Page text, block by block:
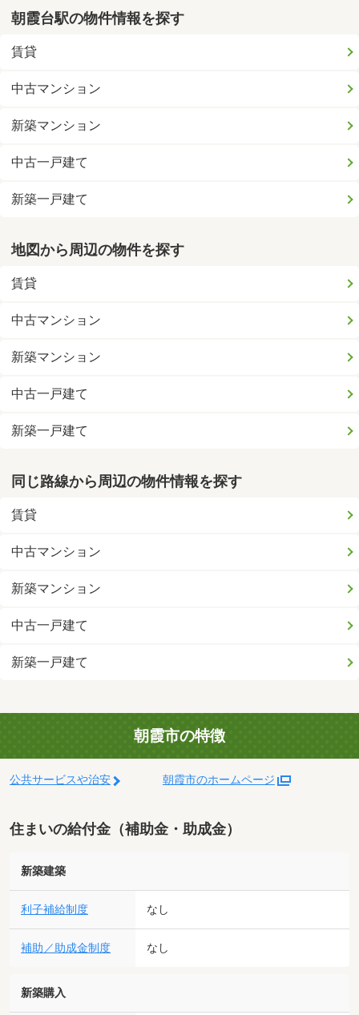
朝霞台駅の物件情報を探す
賃貸
中古マンション
新築マンション
中古一戸建て
新築一戸建て
地図から周辺の物件を探す
賃貸
中古マンション
新築マンション
中古一戸建て
新築一戸建て
同じ路線から周辺の物件情報を探す
賃貸
中古マンション
新築マンション
中古一戸建て
新築一戸建て
朝霞市の特徴
公共サービスや治安 朝霞市のホームページ
住まいの給付金（補助金・助成金）
新築建築
利子補給制度 なし
補助／助成金制度 なし
新築購入